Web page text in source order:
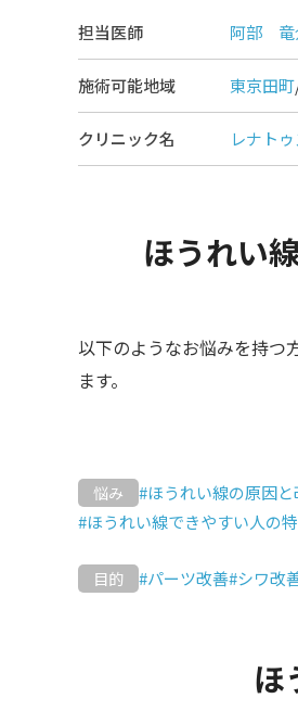
担当医師 阿部 竜
施術可能地域 東京田町
クリニック名 レナト
ほうれい
以下のようなお悩みを持つ
ます。
悩み #ほうれい線の原因
#ほうれい線できやすい人の
目的 #パーツ改善#シワ改
ほ